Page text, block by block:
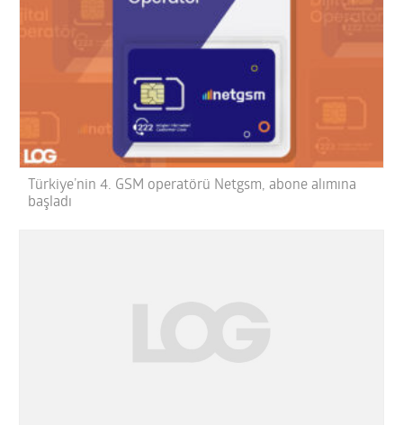
Türkiye’nin 4. GSM operatörü Netgsm, abone alımına
başladı